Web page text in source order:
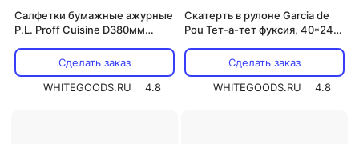
Салфетки бумажные ажурные
P.L. Proff Cuisine D380мм
Сделать заказ
WHITEGOODS.RU
4.8
Скатерть в рулоне Garcia de
Pou Тет-а-тет фуксия, 40*240
Сделать заказ
WHITEGOODS.RU
4.8